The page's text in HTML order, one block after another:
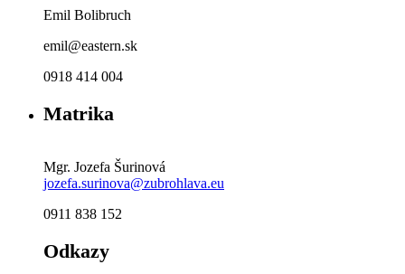
Emil Bolibruch
emil@eastern.sk
0918 414 004
Matrika
Mgr. Jozefa Šurinová
jozefa.surinova@zubrohlava.eu
0911 838 152
Odkazy